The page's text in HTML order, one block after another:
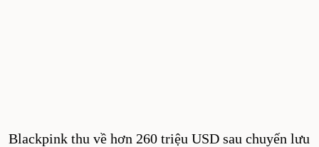
Blackpink thu về hơn 260 triệu USD sau chuyến lưu